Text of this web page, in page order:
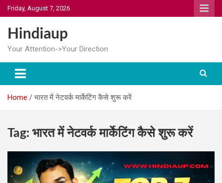
Skip
to
content
Friday, August 7, 2026
Hindiaup
Your Attention->Your Direction
Home भारत में नेटवर्क मार्केटिंग कैसे शुरू करें
Tag: भारत में नेटवर्क मार्केटिंग कैसे शुरू करें